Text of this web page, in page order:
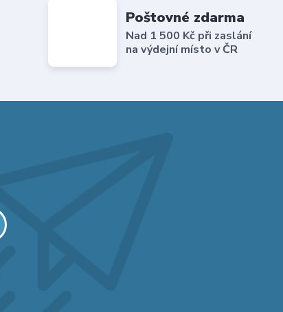
Poštovné zdarma
Nad 1 500 Kč při zaslání
na výdejní místo v ČR